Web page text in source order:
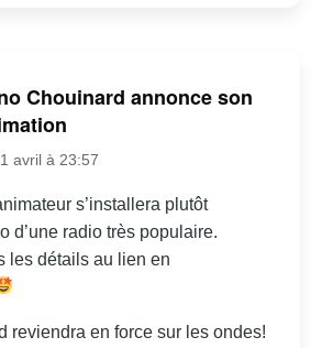
Chouinard annonce son
avril à 23:57
s’installera plutôt
d’une radio très populaire.
les détails au lien en
reviendra en force sur les ondes!